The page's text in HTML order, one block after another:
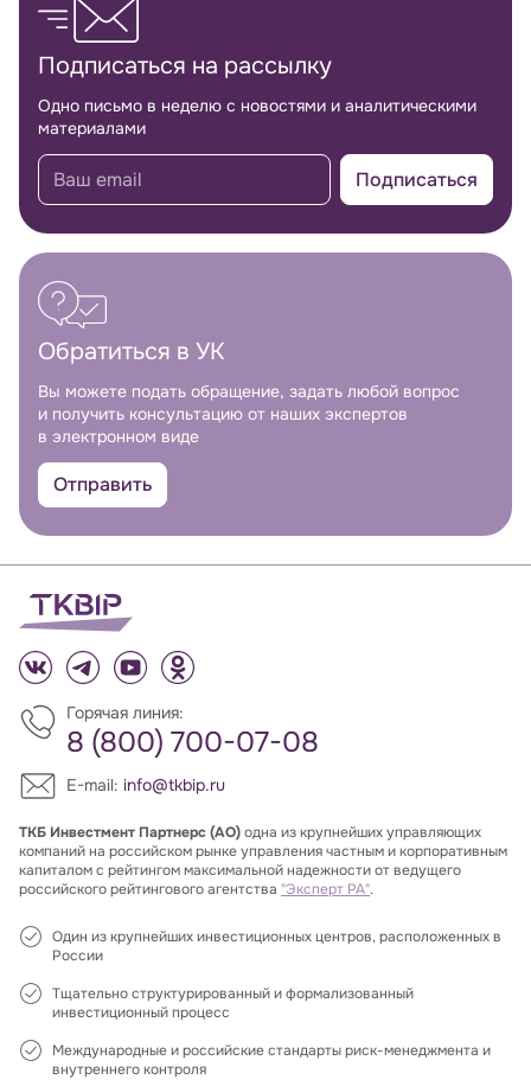
Подписаться на рассылку
Одно письмо в неделю с новостями и аналитическими
материалами
Подписаться
Обратиться в УК
Вы можете подать обращение, задать любой вопрос
и получить консультацию от наших экспертов
в электронном виде
Отправить
Горячая линия:
8 (800) 700-07-08
E-mail: info@tkbip.ru
ТКБ Инвестмент Партнерс (АО)одна из крупнейших управляющих
компаний на российском рынке управления частным и корпоративным
капиталом с рейтингом максимальной надежности от ведущего
российского рейтингового агентства "Эксперт РА".
Один из крупнейших инвестиционных центров, расположенных в
России
Тщательно структурированный и формализованный
инвестиционный процесс
Международные и российские стандарты риск-менеджмента и
внутреннего контроля